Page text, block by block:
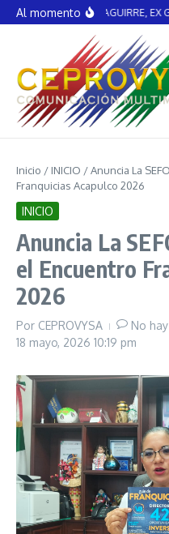
Saltar al contenido
Al momentoÁNGEL AGUIRRE, EX
Inicio / INICIO /Anuncia La
Franquicias Acapulco 2026
INICIO
Anuncia La
el Encuentro
2026
Por CEPROVYSA
No
18 mayo, 2026 10:19 pm